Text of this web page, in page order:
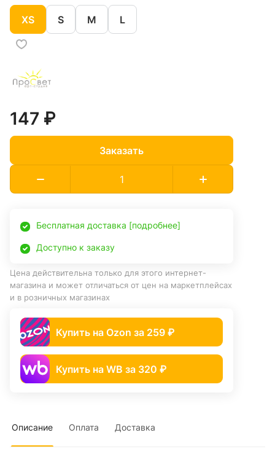
XS S M L
147 ₽
Заказать
Бесплатная доставка [подробнее]
Доступно к заказу
Цена действительна только для этого интернет-
магазина и может отличаться от цен на маркетплейсах
и в розничных магазинах
Купить на Ozon за 259 ₽
Купить на WB за 320 ₽
Описание Оплата Доставка